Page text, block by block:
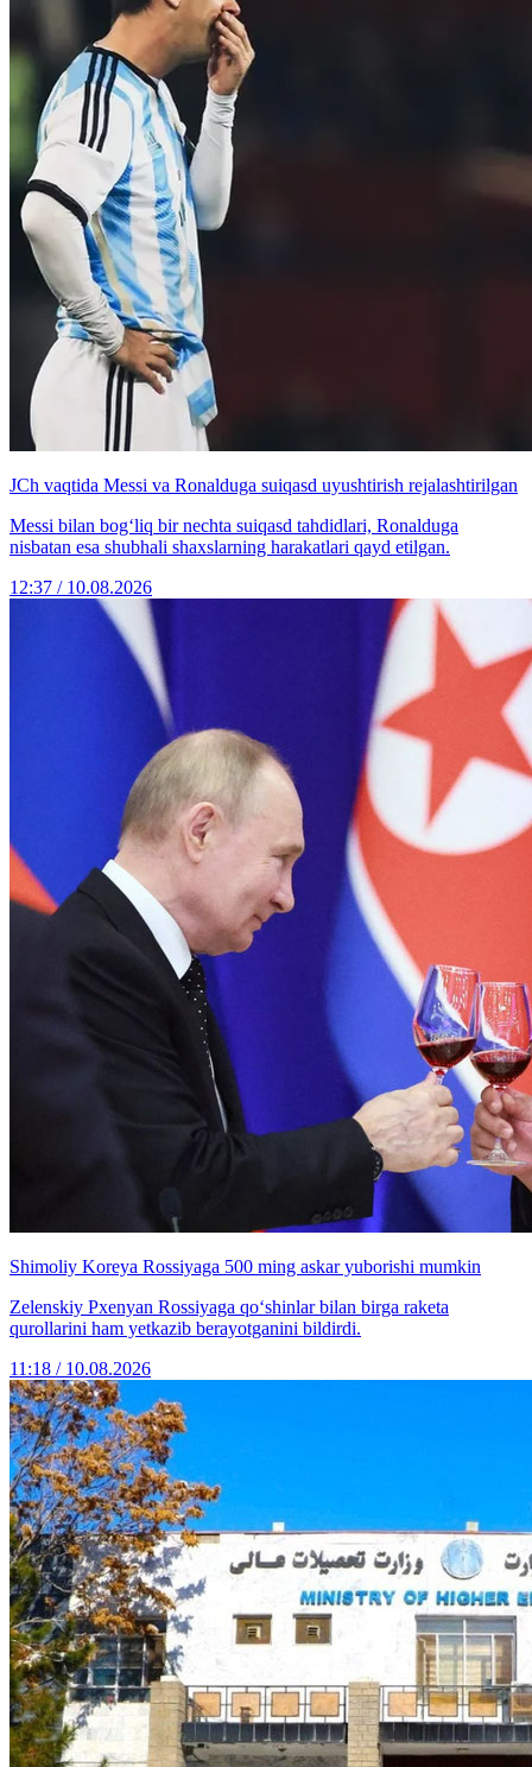
JCh vaqtida Messi va Ronalduga suiqasd uyushtirish rejalashtirilgan
Messi bilan bog‘liq bir nechta suiqasd tahdidlari, Ronalduga
nisbatan esa shubhali shaxslarning harakatlari qayd etilgan.
12:37 / 10.08.2026
Shimoliy Koreya Rossiyaga 500 ming askar yuborishi mumkin
Zelenskiy Pxenyan Rossiyaga qo‘shinlar bilan birga raketa
qurollarini ham yetkazib berayotganini bildirdi.
11:18 / 10.08.2026